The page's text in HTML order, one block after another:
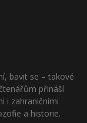
bavit se – takové
přináší
i zahraničními
a historie.